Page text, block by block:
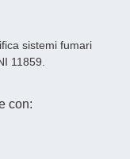
sistemi fumari
11859.
con: